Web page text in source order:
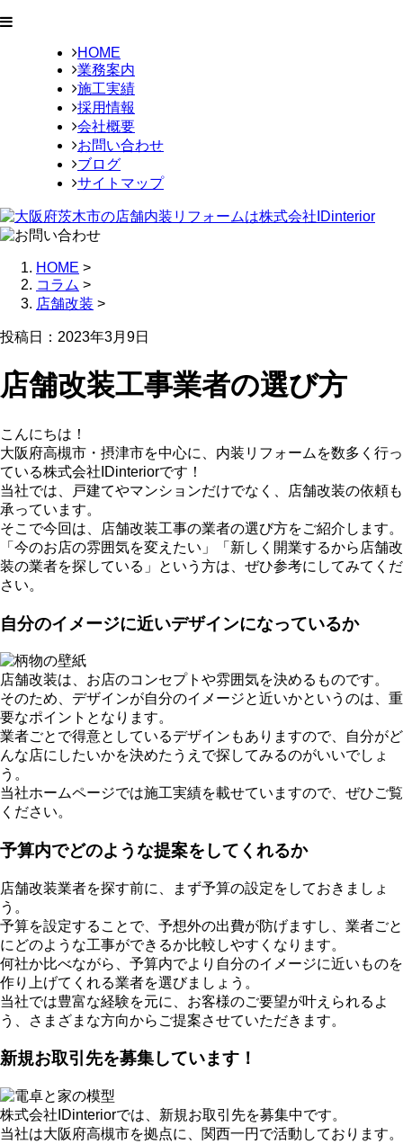
HOME
業務案内
施工実績
採用情報
会社概要
お問い合わせ
ブログ
サイトマップ
HOME >
コラム >
店舗改装 >
投稿日：2023年3月9日
店舗改装工事業者の選び方
こんにちは！
大阪府高槻市・摂津市を中心に、内装リフォームを数多く行っ
ている株式会社IDinteriorです！
当社では、戸建てやマンションだけでなく、店舗改装の依頼も
承っています。
そこで今回は、店舗改装工事の業者の選び方をご紹介します。
「今のお店の雰囲気を変えたい」「新しく開業するから店舗改
装の業者を探している」という方は、ぜひ参考にしてみてくだ
さい。
自分のイメージに近いデザインになっているか
店舗改装は、お店のコンセプトや雰囲気を決めるものです。
そのため、デザインが自分のイメージと近いかというのは、重
要なポイントとなります。
業者ごとで得意としているデザインもありますので、自分がど
んな店にしたいかを決めたうえで探してみるのがいいでしょ
う。
当社ホームページでは施工実績を載せていますので、ぜひご覧
ください。
予算内でどのような提案をしてくれるか
店舗改装業者を探す前に、まず予算の設定をしておきましょ
う。
予算を設定することで、予想外の出費が防げますし、業者ごと
にどのような工事ができるか比較しやすくなります。
何社か比べながら、予算内でより自分のイメージに近いものを
作り上げてくれる業者を選びましょう。
当社では豊富な経験を元に、お客様のご要望が叶えられるよ
う、さまざまな方向からご提案させていただきます。
新規お取引先を募集しています！
株式会社IDinteriorでは、新規お取引先を募集中です。
当社は大阪府高槻市を拠点に、関西一円で活動しております。